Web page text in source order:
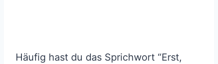
Häufig hast du das Sprichwort “Erst,